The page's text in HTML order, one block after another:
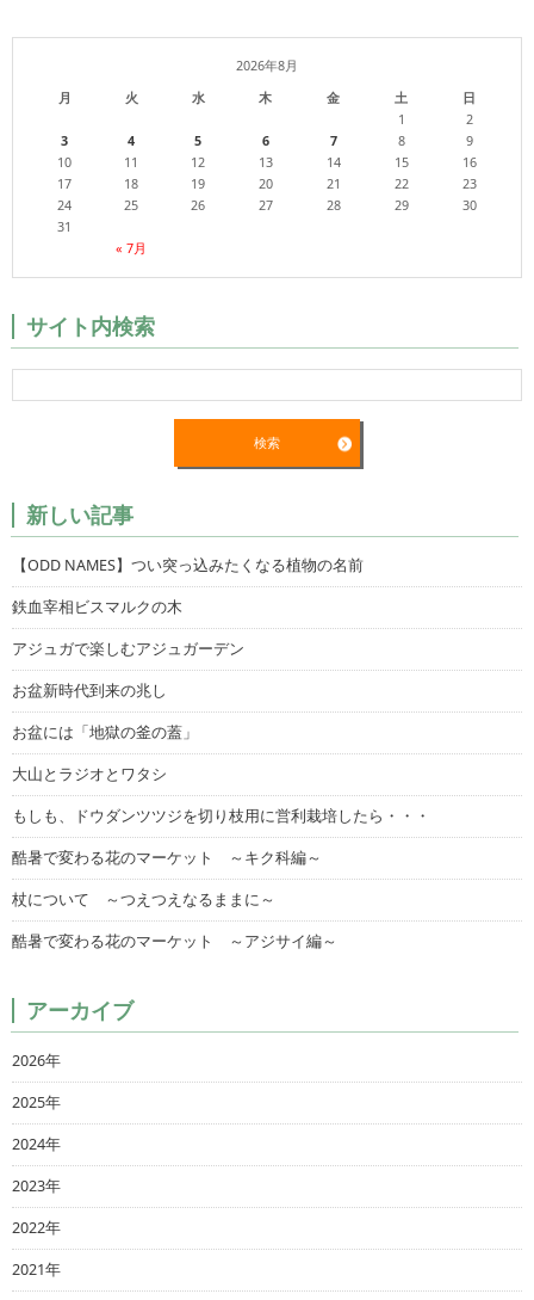
2026年8月
月
火 水 木 金 土 日
« 7月
1
2
3
4 5 6 7 8
9
10
11 12 13 14 15
16
17
18 19 20 21 22
23
24
25 26 27 28 29
30
31
サイト内検索
新しい記事
【ODD NAMES】つい突っ込みたくなる植物の名前
鉄血宰相ビスマルクの木
アジュガで楽しむアジュガーデン
お盆新時代到来の兆し
お盆には「地獄の釜の蓋」
大山とラジオとワタシ
もしも、ドウダンツツジを切り枝用に営利栽培したら・・・
酷暑で変わる花のマーケット ～キク科編～
杖について ～つえつえなるままに～
酷暑で変わる花のマーケット ～アジサイ編～
アーカイブ
2026年
2025年
2024年
2023年
2022年
2021年